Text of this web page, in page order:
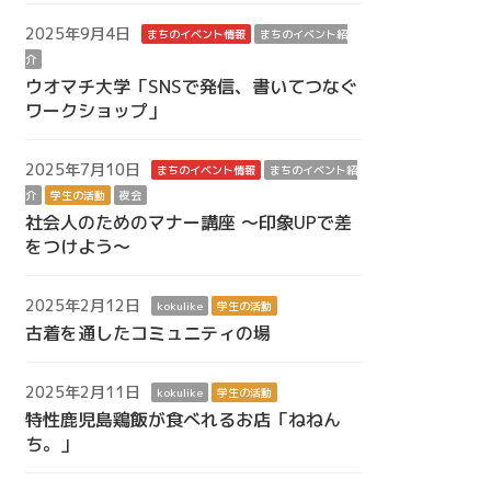
2025年9月4日 まちのイベント情報
まちのイベント紹
介
ウオマチ大学「SNSで発信、書いてつなぐ
ワークショップ」
2025年7月10日 まちのイベント情報
まちのイベント紹
介
学生の活動 夜会
社会人のためのマナー講座 ～印象UPで差
をつけよう～
2025年2月12日 kokulike 学生の活動
古着を通したコミュニティの場
2025年2月11日 kokulike 学生の活動
特性鹿児島鶏飯が食べれるお店「ねねん
ち。」